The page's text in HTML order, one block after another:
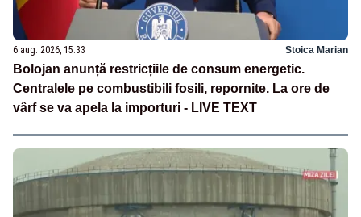
6 aug. 2026, 15:33 Stoica Marian
Bolojan anunță restricțiile de consum energetic.
Centralele pe combustibili fosili, repornite. La ore de
vârf se va apela la importuri - LIVE TEXT